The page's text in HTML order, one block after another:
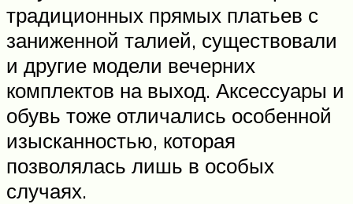
традиционных прямых платьев с
заниженной талией, существовали
и другие модели вечерних
комплектов на выход. Аксессуары и
обувь тоже отличались особенной
изысканностью, которая
позволялась лишь в особых
случаях.